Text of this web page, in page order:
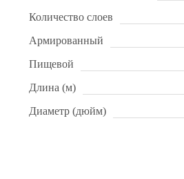
Количество слоев
Армированный
Пищевой
Длина (м)
Диаметр (дюйм)